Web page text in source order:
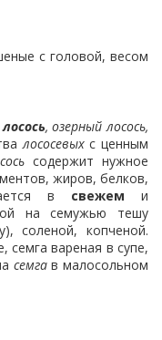
с головой, весом
, озерный лосось,
лососевыхс ценным
содержит нужное
жиров, белков,
в свежем и
на семужью тешу
соленой, копченой.
семга вареная в супе,
семгав малосольном